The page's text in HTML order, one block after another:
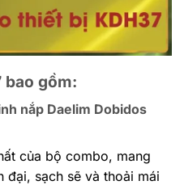
bao gồm:
nắp Daelim Dobidos
của bộ combo, mang
đại, sạch sẽ và thoải mái